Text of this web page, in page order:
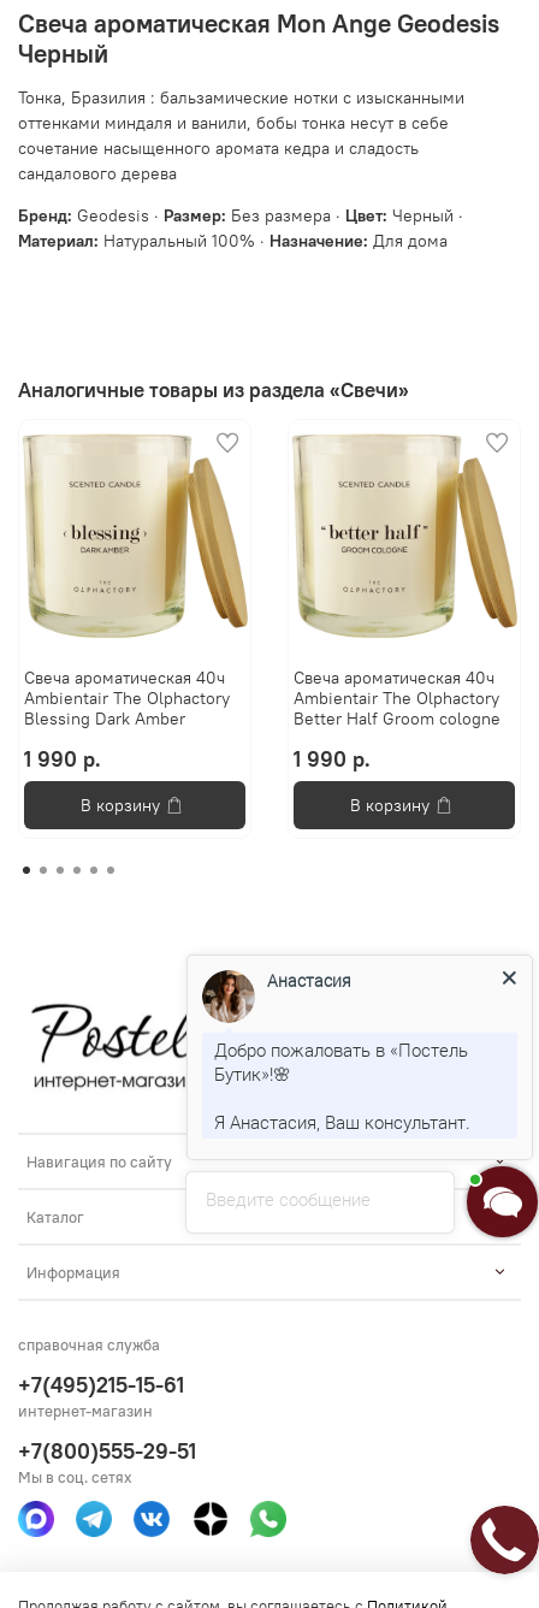
Свеча ароматическая Mon Ange Geodesis
Черный
Тонка, Бразилия : бальзамические нотки с изысканными
оттенками миндаля и ванили, бобы тонка несут в себе
сочетание насыщенного аромата кедра и сладость
сандалового дерева
Бренд: Geodesis · Размер: Без размера · Цвет: Черный ·
Материал: Натуральный 100% · Назначение: Для дома
Аналогичные товары из раздела «Свечи»
Свеча ароматическая 40ч
Ambientair The Olphactory
Blessing Dark Amber
1 990 р.
В корзину
Свеча ароматическая 40ч
Ambientair The Olphactory
Better Half Groom cologne
1 990 р.
В корзину
Навигация по сайту
Каталог
Информация
справочная служба
+7(495)215-15-61
интернет-магазин
+7(800)555-29-51
Мы в соц. сетях
Введите сообщение
Анастасия
Добро пожаловать в «Постель
Бутик»!🌸
Я Анастасия, Ваш консультант.